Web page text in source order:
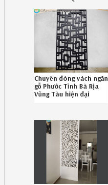
Chuyên đóng vách ngăn
gỗ Phước Tỉnh Bà Rịa
Vũng Tàu hiện đại